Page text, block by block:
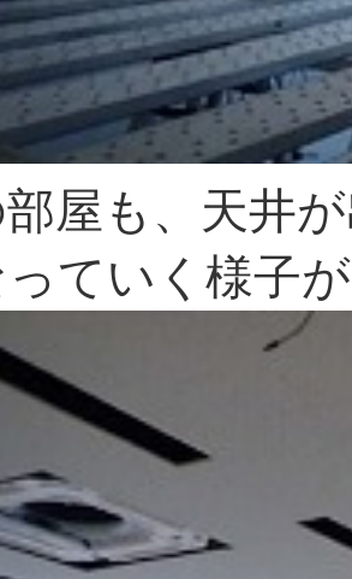
屋も、天井
っていく様子